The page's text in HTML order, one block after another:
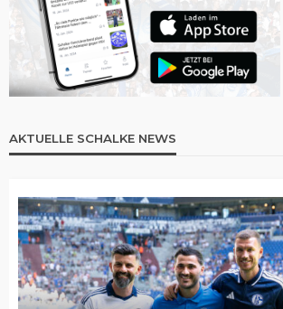
AKTUELLE SCHALKE NEWS